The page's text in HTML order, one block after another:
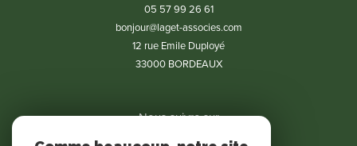
05 57 99 26 61
bonjour@laget-associes.com
12 rue Emile Duployé
33000 BORDEAUX
Nous suivre sur